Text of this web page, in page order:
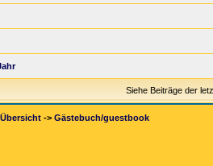
Siehe Beiträge der
-> Gästebuch/guestbook